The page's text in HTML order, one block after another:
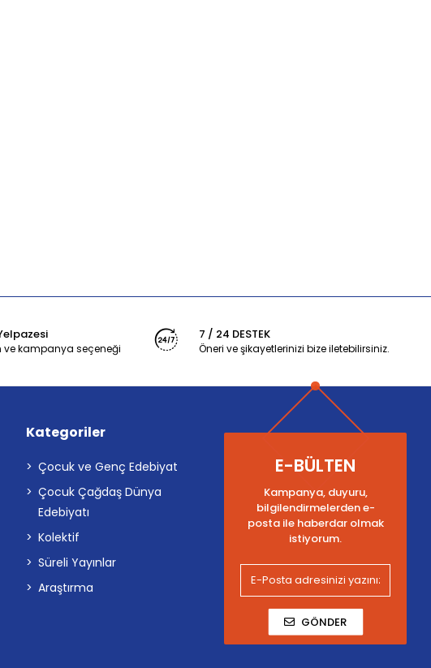
ve kampanya seçeneği
7 / 24 DESTEK
Öneri ve şikayetlerinizi bize iletebilirsiniz.
Kategoriler
Çocuk ve Genç Edebiyat
Çocuk Çağdaş Dünya
Edebiyatı
Kolektif
Süreli Yayınlar
Araştırma
E-BÜLTEN
Kampanya, duyuru,
bilgilendirmelerden e-
posta ile haberdar olmak
istiyorum.
GÖNDER